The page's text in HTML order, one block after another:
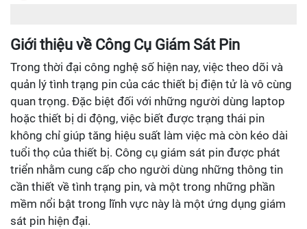
Giới thiệu về Công Cụ Giám Sát Pin
Trong thời đại công nghệ số hiện nay, việc theo dõi và
quản lý tình trạng pin của các thiết bị điện tử là vô cùng
quan trọng. Đặc biệt đối với những người dùng laptop
hoặc thiết bị di động, việc biết được trạng thái pin
không chỉ giúp tăng hiệu suất làm việc mà còn kéo dài
tuổi thọ của thiết bị. Công cụ giám sát pin được phát
triển nhằm cung cấp cho người dùng những thông tin
cần thiết về tình trạng pin, và một trong những phần
mềm nổi bật trong lĩnh vực này là một ứng dụng giám
sát pin hiện đại.